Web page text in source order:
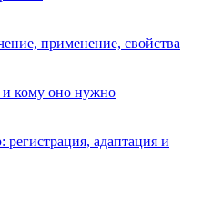
применение, свойства
и кому оно нужно
регистрация, адаптация и